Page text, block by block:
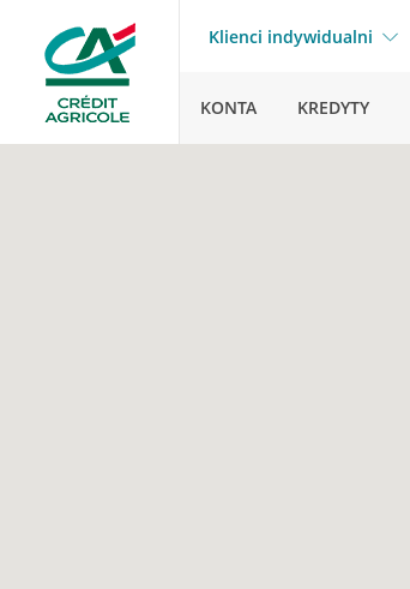
Klienci indywidualni
KONTA KREDYTY